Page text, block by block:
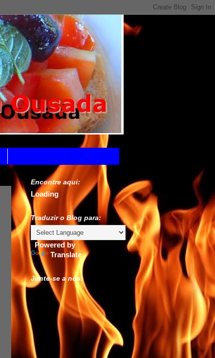
Encontre aqui:
Loading
Traduzir o Blog para:
Powered by
Translate
Junte-se a nós: